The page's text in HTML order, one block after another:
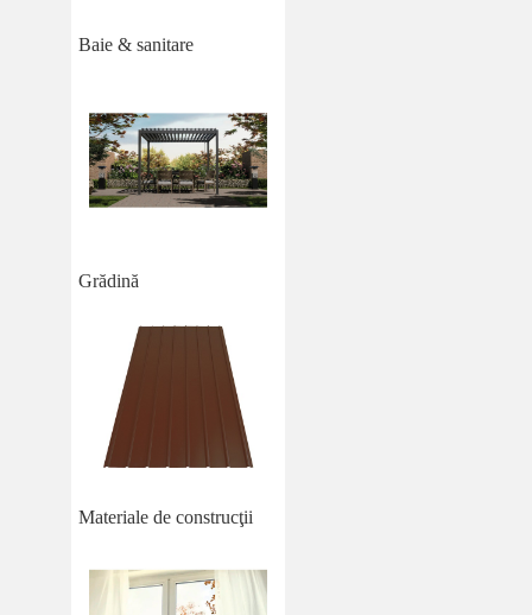
Baie & sanitare
Grădină
Materiale de construcţii